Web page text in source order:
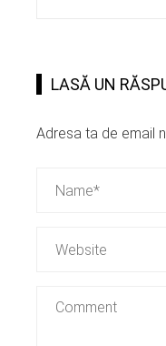
LASĂ UN
Adresa ta de email